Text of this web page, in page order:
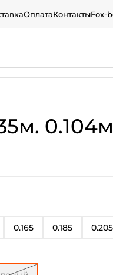
ОплатаКонтактыFox-
0.165 0.185 0.205